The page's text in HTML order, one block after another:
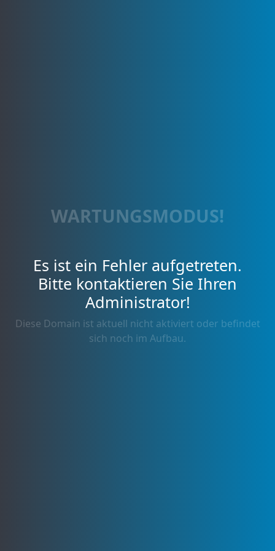
WARTUNGSMODUS!
Es ist ein Fehler aufgetreten.
Bitte kontaktieren Sie Ihren
Administrator!
Diese Domain ist aktuell nicht aktiviert oder befindet
sich noch im Aufbau.